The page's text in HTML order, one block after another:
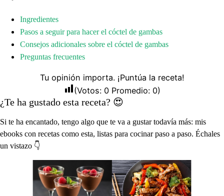
Ingredientes
Pasos a seguir para hacer el cóctel de gambas
Consejos adicionales sobre el cóctel de gambas
Preguntas frecuentes
Tu opinión importa. ¡Puntúa la receta!
(Votos: 0Promedio: 0)
¿Te ha gustado esta receta? 😍
Si te ha encantado, tengo algo que te va a gustar todavía más: mis
ebooks con recetas como esta, listas para cocinar paso a paso. Échales
un vistazo 👇